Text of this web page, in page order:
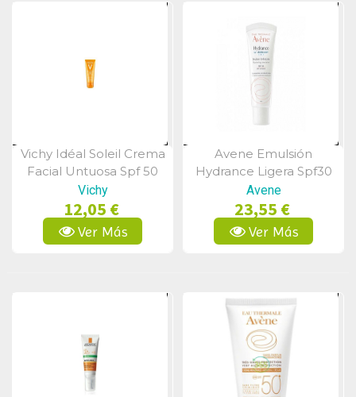
Vista Rápida
Vichy Idéal Soleil Crema
Facial Untuosa Spf 50
50ml
Vichy
12,05 €
Ver Más
Vista Rápida
Avene Emulsión
Hydrance Ligera Spf30
40 Ml
Avene
23,55 €
Ver Más